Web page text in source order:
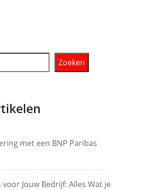
Zoeken
met een BNP Paribas
Jouw Bedrijf: Alles Wat je